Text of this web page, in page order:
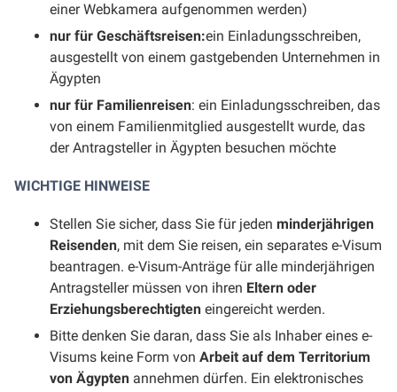
einer Webkamera aufgenommen werden)
nur für Geschäftsreisen:ein Einladungsschreiben,
ausgestellt von einem gastgebenden Unternehmen in
Ägypten
nur für Familienreisen: ein Einladungsschreiben, das
von einem Familienmitglied ausgestellt wurde, das
der Antragsteller in Ägypten besuchen möchte
WICHTIGE HINWEISE
Stellen Sie sicher, dass Sie für jeden minderjährigen
Reisenden, mit dem Sie reisen, ein separates e-Visum
beantragen. e-Visum-Anträge für alle minderjährigen
Antragsteller müssen von ihren Eltern oder
Erziehungsberechtigten eingereicht werden.
Bitte denken Sie daran, dass Sie als Inhaber eines e-
Visums keine Form von Arbeit auf dem Territorium
von Ägypten annehmen dürfen. Ein elektronisches